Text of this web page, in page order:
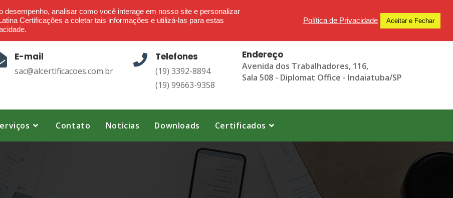
Ética - Confiança - Credibilidade - Transparência
E-mail
sac@alcertificacoes.com.br
Telefones
(19) 3392-8894
(19) 99663-9358
Endereço
Avenida dos Trabalhadores, 116,
Sala 508 - Diplomat Office - Indaiatuba/SP
Contato Notícias Downloads Certificados
analisar como você interage em nosso site e personalizar
Certificações a coletar tais informações e utilizá-las para estas
Política de Privacidade Aceitar e Fechar